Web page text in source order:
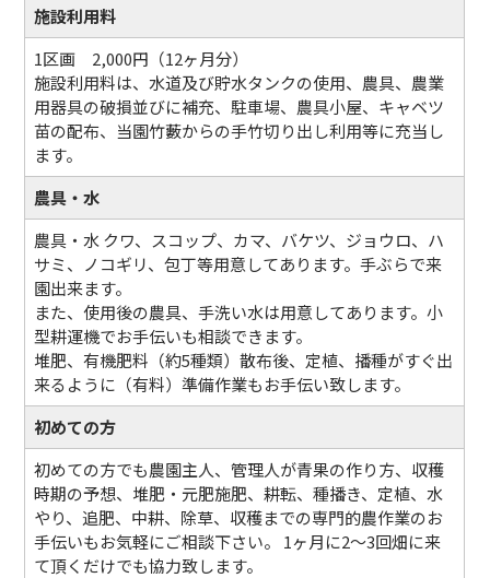
施設利用料
1区画 2,000円（12ヶ月分）
施設利用料は、水道及び貯水タンクの使用、農具、農業
用器具の破損並びに補充、駐車場、農具小屋、キャベツ
苗の配布、当園竹藪からの手竹切り出し利用等に充当し
ます。
農具・水
農具・水 クワ、スコップ、カマ、バケツ、ジョウロ、ハ
サミ、ノコギリ、包丁等用意してあります。手ぶらで来
園出来ます。
また、使用後の農具、手洗い水は用意してあります。小
型耕運機でお手伝いも相談できます。
堆肥、有機肥料（約5種類）散布後、定植、播種がすぐ出
来るように（有料）準備作業もお手伝い致します。
初めての方
初めての方でも農園主人、管理人が青果の作り方、収穫
時期の予想、堆肥・元肥施肥、耕転、種播き、定植、水
やり、追肥、中耕、除草、収穫までの専門的農作業のお
手伝いもお気軽にご相談下さい。 1ヶ月に2～3回畑に来
て頂くだけでも協力致します。